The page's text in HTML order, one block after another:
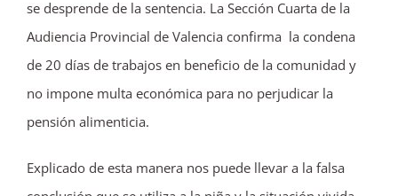
se desprende de la sentencia. La Sección Cuarta de la
Audiencia Provincial de Valencia confirma la condena
de 20 días de trabajos en beneficio de la comunidad y
no impone multa económica para no perjudicar la
pensión alimenticia.
Explicado de esta manera nos puede llevar a la falsa